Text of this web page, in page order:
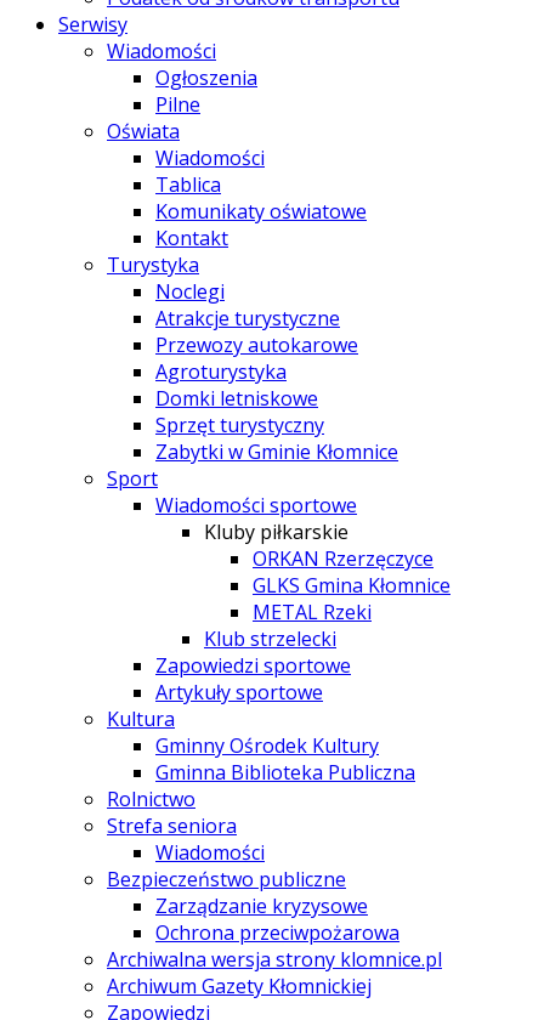
Serwisy
Wiadomości
Ogłoszenia
Pilne
Oświata
Wiadomości
Tablica
Komunikaty oświatowe
Kontakt
Turystyka
Noclegi
Atrakcje turystyczne
Przewozy autokarowe
Agroturystyka
Domki letniskowe
Sprzęt turystyczny
Zabytki w Gminie Kłomnice
Sport
Wiadomości sportowe
Kluby piłkarskie
ORKAN Rzerzęczyce
GLKS Gmina Kłomnice
METAL Rzeki
Klub strzelecki
Zapowiedzi sportowe
Artykuły sportowe
Kultura
Gminny Ośrodek Kultury
Gminna Biblioteka Publiczna
Rolnictwo
Strefa seniora
Wiadomości
Bezpieczeństwo publiczne
Zarządzanie kryzysowe
Ochrona przeciwpożarowa
Archiwalna wersja strony klomnice.pl
Archiwum Gazety Kłomnickiej
Zapowiedzi